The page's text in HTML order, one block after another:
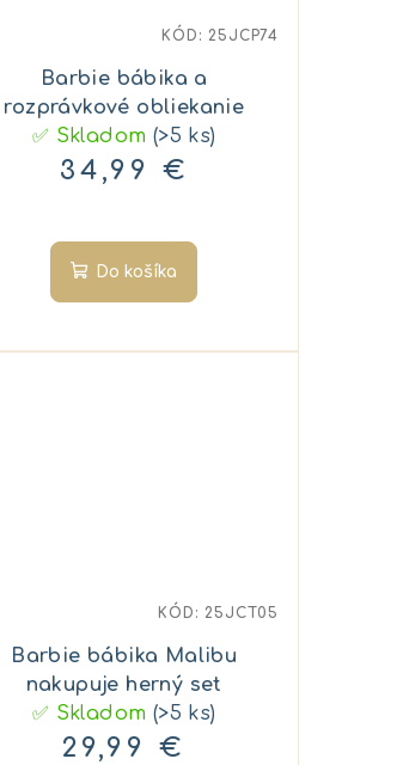
Barbie bábika a
rozprávkové obliekanie
✅ Skladom (>5 ks)
34,99 €
Do košíka
KÓD: 25JCP74
Barbie bábika Malibu
nakupuje herný set
✅ Skladom (>5 ks)
29,99 €
KÓD: 25JCT05